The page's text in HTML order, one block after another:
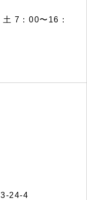
7：00〜16：
24-4